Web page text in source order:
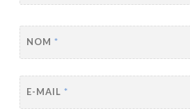
NOM *
E-MAIL *